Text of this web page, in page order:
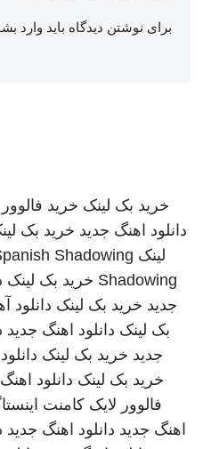
برای نوشتن دیدگاه باید وارد
خرید بک لینک خرید
دانلود اهنگ جدید خرید بک
لینک Shadowing
Shadowing خرید بک لینک
جدید خرید بک لینک دانلود
بک لینک دانلود اهنگ جدید
جدید خرید بک لینک
خرید بک لینک دانلود
فالوور لایک کامنت
اهنگ جدید دانلود اهنگ جدید